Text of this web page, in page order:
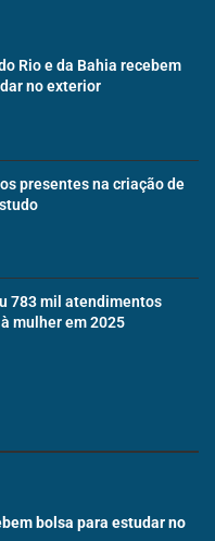
Rio e da Bahia recebem
no exterior
presentes na criação de
783 mil atendimentos
mulher em 2025
bolsa para estudar no